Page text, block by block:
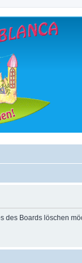
des Boards löschen